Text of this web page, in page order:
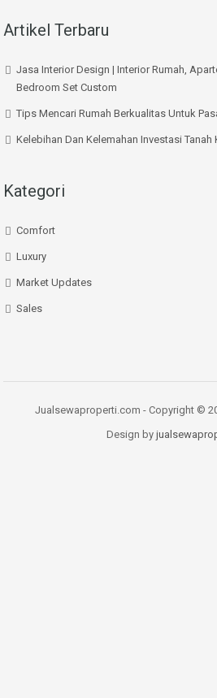
Artikel Terbaru
Jasa Interior Design | Interior Rumah,
Bedroom Set Custom
Tips Mencari Rumah Berkualitas Untuk
Kelebihan Dan Kelemahan Investasi Tanah
Kategori
Comfort
Luxury
Market Updates
Sales
Jualsewaproperti.com - Copyright ©
Design by